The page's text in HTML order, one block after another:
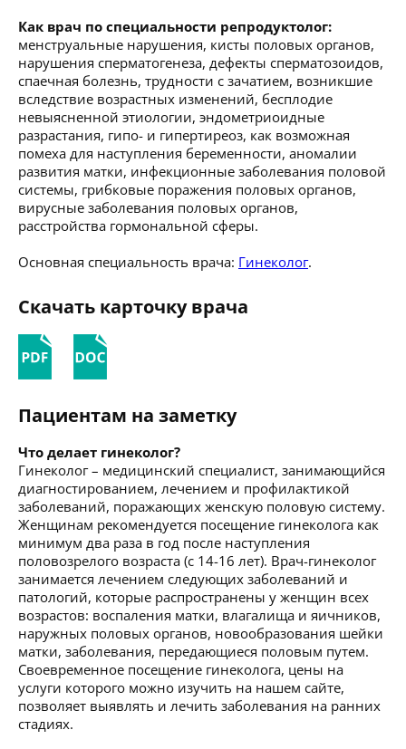
Как врач по специальности репродуктолог:
менструальные нарушения, кисты половых органов,
нарушения сперматогенеза, дефекты сперматозоидов,
спаечная болезнь, трудности с зачатием, возникшие
вследствие возрастных изменений, бесплодие
невыясненной этиологии, эндометриоидные
разрастания, гипо- и гипертиреоз, как возможная
помеха для наступления беременности, аномалии
развития матки, инфекционные заболевания половой
системы, грибковые поражения половых органов,
вирусные заболевания половых органов,
расстройства гормональной сферы.
Основная специальность врача: Гинеколог.
Скачать карточку врача
Пациентам на заметку
Что делает гинеколог?
Гинеколог – медицинский специалист, занимающийся
диагностированием, лечением и профилактикой
заболеваний, поражающих женскую половую систему.
Женщинам рекомендуется посещение гинеколога как
минимум два раза в год после наступления
половозрелого возраста (с 14-16 лет). Врач-гинеколог
занимается лечением следующих заболеваний и
патологий, которые распространены у женщин всех
возрастов: воспаления матки, влагалища и яичников,
наружных половых органов, новообразования шейки
матки, заболевания, передающиеся половым путем.
Своевременное посещение гинеколога, цены на
услуги которого можно изучить на нашем сайте,
позволяет выявлять и лечить заболевания на ранних
стадиях.